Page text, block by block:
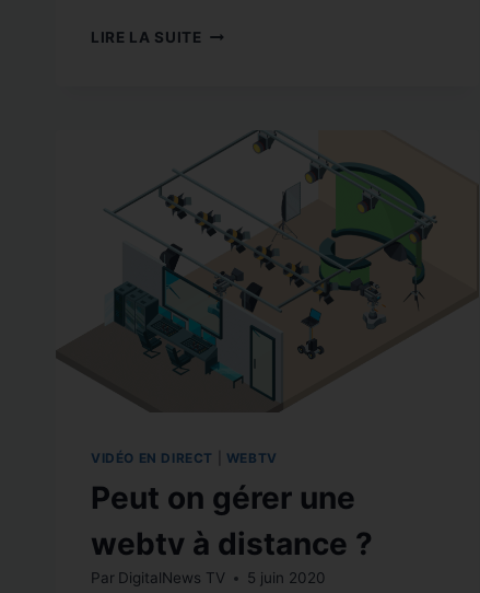
LIRE LA SUITE MISE
CHOIX
DU
MATÉRIEL
POUR
UNE
WEBTV
PROFESSIONNELLE
VIDÉO EN DIRECT WEBTV
Peut on gérer une
webtv à distance ?
Par DigitalNews TV 5 juin 2020